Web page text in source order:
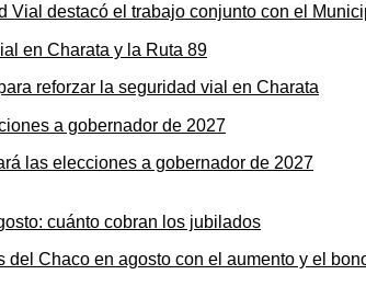
Vial destacó el trabajo conjunto con el
reforzar la seguridad vial en Charata
las elecciones a gobernador de 2027
Chaco en agosto con el aumento y el